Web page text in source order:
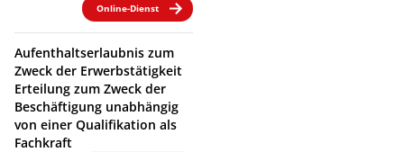
Online-Dienst
Aufenthaltserlaubnis zum
Zweck der Erwerbstätigkeit
Erteilung zum Zweck der
Beschäftigung unabhängig
von einer Qualifikation als
Fachkraft